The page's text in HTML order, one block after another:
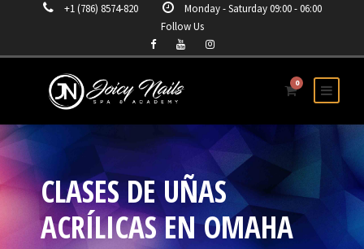
+1 (786) 8574-820
Monday - Saturday 09:00 - 06:00
Follow Us
0
CLASES DE UÑAS
ACRÍLICAS EN OMAHA